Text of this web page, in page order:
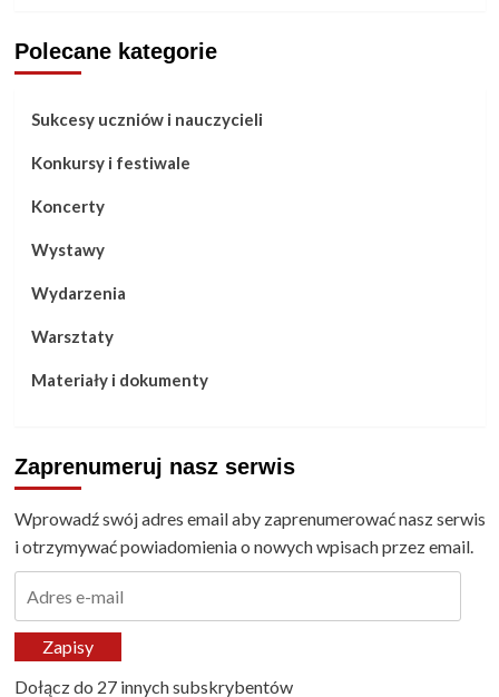
Polecane kategorie
Sukcesy uczniów i nauczycieli
Konkursy i festiwale
Koncerty
Wystawy
Wydarzenia
Warsztaty
Materiały i dokumenty
Zaprenumeruj nasz serwis
Wprowadź swój adres email aby zaprenumerować nasz serwis
i otrzymywać powiadomienia o nowych wpisach przez email.
mailZapisy
Dołącz do 27 innych subskrybentów